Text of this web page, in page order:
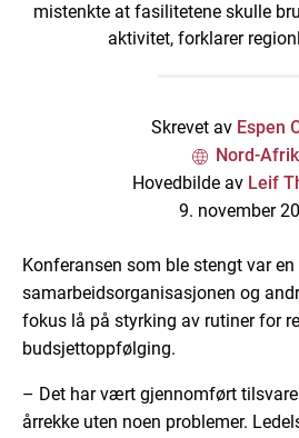
mistenkte at fasilitetene skulle
aktivitet, forklarer
Skrevet av Espen
Nord-
Hovedbilde av Leif
9. november
Konferansen som ble stengt var
samarbeidsorganisasjonen og
fokus lå på styrking av rutiner for
budsjettoppfølging.
– Det har vært gjennomført
årrekke uten noen problemer.